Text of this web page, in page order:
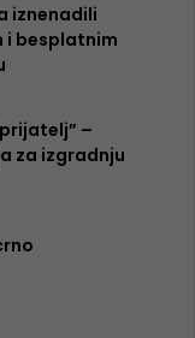
iznenadili
i besplatnim
–
za izgradnju